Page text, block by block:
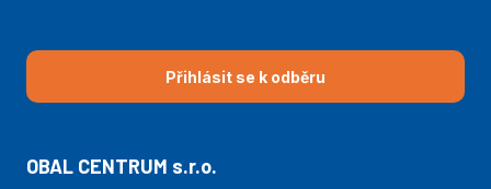
Přihlásit se k odběru
OBAL CENTRUM s.r.o.